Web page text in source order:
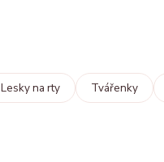
Lesky na rty Tvářenky